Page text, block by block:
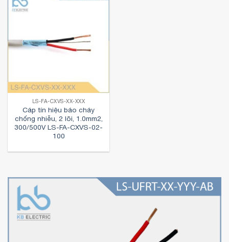
LS-FA-CXVS-XX-XXX
Cáp tín hiệu báo cháy
chống nhiễu, 2 lõi, 1.0mm2,
300/500V LS-FA-CXVS-02-
100